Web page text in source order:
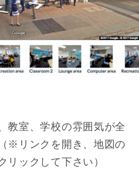
教室、学校の雰囲気が全
※リンクを開き、地図の
リックして下さい）